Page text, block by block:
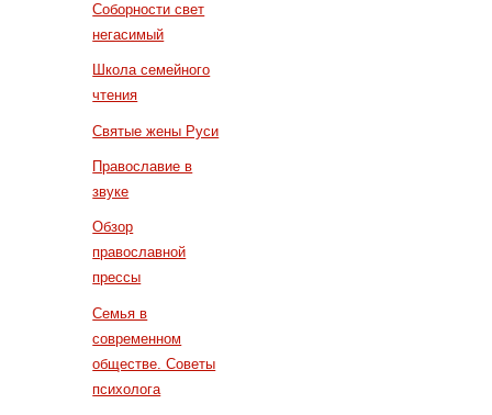
Соборности свет
негасимый
Школа семейного
чтения
Святые жены Руси
Православие в
звуке
Обзор
православной
прессы
Семья в
современном
обществе. Советы
психолога